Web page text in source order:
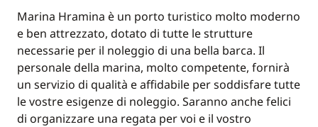
Marina Hramina è un porto turistico molto moderno
e ben attrezzato, dotato di tutte le strutture
necessarie per il noleggio di una bella barca. Il
personale della marina, molto competente, fornirà
un servizio di qualità e affidabile per soddisfare tutte
le vostre esigenze di noleggio. Saranno anche felici
di organizzare una regata per voi e il vostro